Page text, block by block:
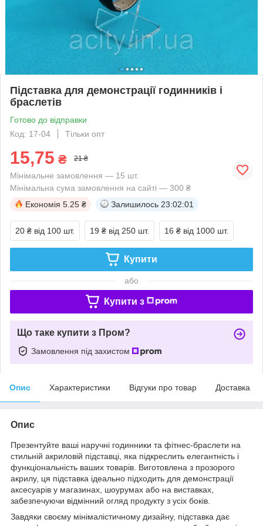
Підставка для демонстрації годинників і
браслетів
Готово до відправки
Код: 17-04
Тільки опт
15,75 ₴ 21 ₴
Мінімальне замовлення — 15 шт.
Мінімальна сума замовлення на сайті — 300 ₴
Економія 5.25 ₴ Залишилось 23:02:00
20 ₴ від 100 шт. 19 ₴ від 250 шт. 16 ₴ від 1000 шт.
Купити
або
Купити з
Що таке купити з Пром?
Замовлення під захистом
Опис Характеристики Відгуки про товар Доставка
Опис
Презентуйте ваші наручні годинники та фітнес-браслети на
стильній акриловій підставці, яка підкреслить елегантність і
функціональність ваших товарів. Виготовлена з прозорого
акрилу, ця підставка ідеально підходить для демонстрації
аксесуарів у магазинах, шоурумах або на виставках,
забезпечуючи відмінний огляд продукту з усіх боків.
Завдяки своєму мінімалістичному дизайну, підставка дає